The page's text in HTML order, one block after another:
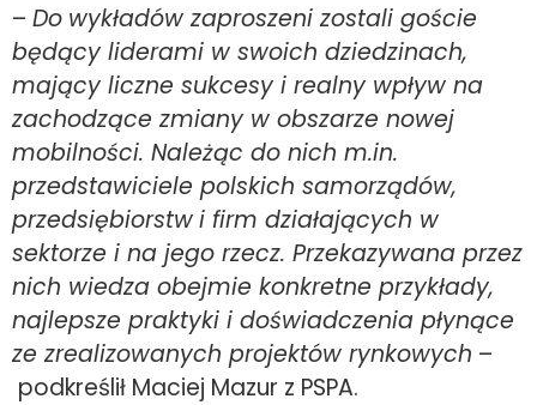
– Do wykładów zaproszeni zostali goście
będący liderami w swoich dziedzinach,
mający liczne sukcesy i realny wpływ na
zachodzące zmiany w obszarze nowej
mobilności. Należąc do nich m.in.
przedstawiciele polskich samorządów,
przedsiębiorstwi firm działających w
sektorze i na jego rzecz. Przekazywana przez
nich wiedza obejmie konkretne przykłady,
najlepsze praktyki i doświadczenia płynące
ze zrealizowanych projektów rynkowych –
podkreślił Maciej Mazur z PSPA.